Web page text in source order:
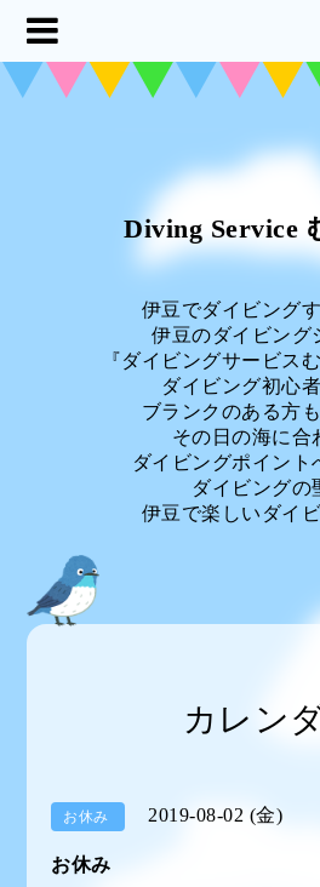
Diving Service
伊豆でダイビングす
伊豆のダイビング
『ダイビングサービス
ダイビング初心
ブランクのある方
その日の海に合
ダイビングポイント
ダイビングの
伊豆で楽しいダイ
カレン
お休み 2019-08-02 (金)
お休み